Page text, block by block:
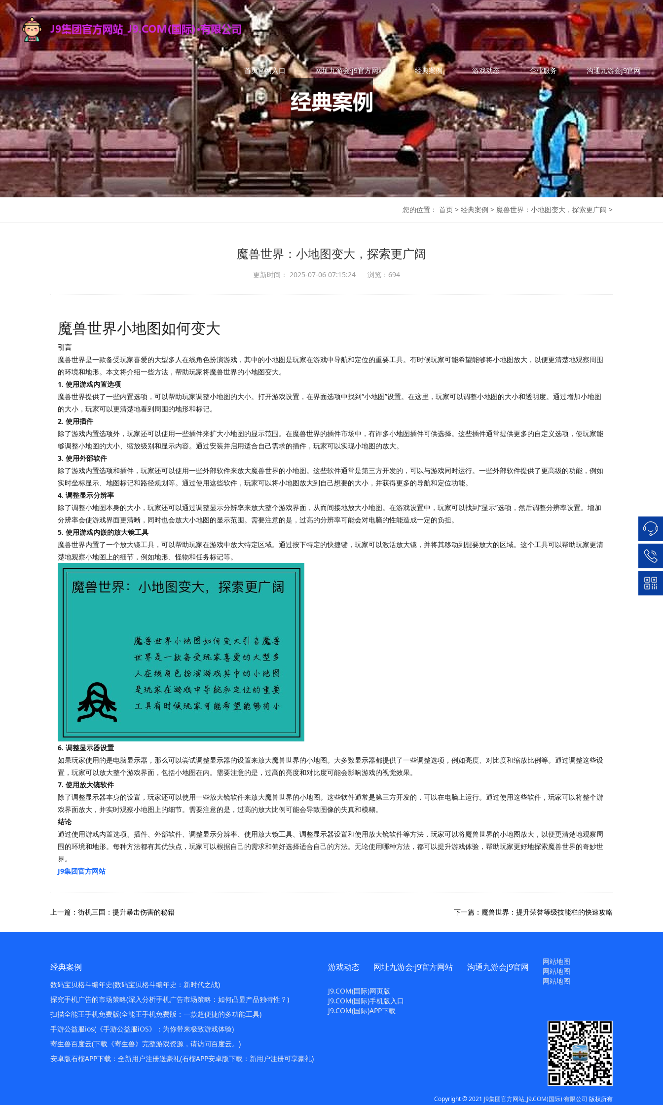
首页官网入口 网址九游会·j9官方网站 经典案例 游戏动态 企业服务 沟通九游会j9官网
您的位置： 首页 > 经典案例 > 魔兽世界：小地图变大，探索更广阔 >
魔兽世界：小地图变大，探索更广阔
更新时间： 2025-07-06 07:15:24 浏览：694
魔兽世界小地图如何变大
引言
魔兽世界是一款备受玩家喜爱的大型多人在线角色扮演游戏，其中的小地图是玩家在游戏中导航和定位的重要工具。有时候玩家可能希望能够将小地图放大，以便更清楚地观察周围
的环境和地形。本文将介绍一些方法，帮助玩家将魔兽世界的小地图变大。
1. 使用游戏内置选项
魔兽世界提供了一些内置选项，可以帮助玩家调整小地图的大小。打开游戏设置，在界面选项中找到“小地图”设置。在这里，玩家可以调整小地图的大小和透明度。通过增加小地图
的大小，玩家可以更清楚地看到周围的地形和标记。
2. 使用插件
除了游戏内置选项外，玩家还可以使用一些插件来扩大小地图的显示范围。在魔兽世界的插件市场中，有许多小地图插件可供选择。这些插件通常提供更多的自定义选项，使玩家能
够调整小地图的大小、缩放级别和显示内容。通过安装并启用适合自己需求的插件，玩家可以实现小地图的放大。
3. 使用外部软件
除了游戏内置选项和插件，玩家还可以使用一些外部软件来放大魔兽世界的小地图。这些软件通常是第三方开发的，可以与游戏同时运行。一些外部软件提供了更高级的功能，例如
实时坐标显示、地图标记和路径规划等。通过使用这些软件，玩家可以将小地图放大到自己想要的大小，并获得更多的导航和定位功能。
4. 调整显示分辨率
除了调整小地图本身的大小，玩家还可以通过调整显示分辨率来放大整个游戏界面，从而间接地放大小地图。在游戏设置中，玩家可以找到“显示”选项，然后调整分辨率设置。增加
分辨率会使游戏界面更清晰，同时也会放大小地图的显示范围。需要注意的是，过高的分辨率可能会对电脑的性能造成一定的负担。
5. 使用游戏内嵌的放大镜工具
魔兽世界内置了一个放大镜工具，可以帮助玩家在游戏中放大特定区域。通过按下特定的快捷键，玩家可以激活放大镜，并将其移动到想要放大的区域。这个工具可以帮助玩家更清
楚地观察小地图上的细节，例如地形、怪物和任务标记等。
6. 调整显示器设置
如果玩家使用的是电脑显示器，那么可以尝试调整显示器的设置来放大魔兽世界的小地图。大多数显示器都提供了一些调整选项，例如亮度、对比度和缩放比例等。通过调整这些设
置，玩家可以放大整个游戏界面，包括小地图在内。需要注意的是，过高的亮度和对比度可能会影响游戏的视觉效果。
7. 使用放大镜软件
除了调整显示器本身的设置，玩家还可以使用一些放大镜软件来放大魔兽世界的小地图。这些软件通常是第三方开发的，可以在电脑上运行。通过使用这些软件，玩家可以将整个游
戏界面放大，并实时观察小地图上的细节。需要注意的是，过高的放大比例可能会导致图像的失真和模糊。
结论
通过使用游戏内置选项、插件、外部软件、调整显示分辨率、使用放大镜工具、调整显示器设置和使用放大镜软件等方法，玩家可以将魔兽世界的小地图放大，以便更清楚地观察周
围的环境和地形。每种方法都有其优缺点，玩家可以根据自己的需求和偏好选择适合自己的方法。无论使用哪种方法，都可以提升游戏体验，帮助玩家更好地探索魔兽世界的奇妙世
界。
J9集团官方网站
上一篇：街机三国：提升暴击伤害的秘籍 下一篇：魔兽世界：提升荣誉等级技能栏的快速攻略
经典案例
数码宝贝格斗编年史(数码宝贝格斗编年史：新时代之战)
探究手机广告的市场策略(深入分析手机广告市场策略：如何凸显产品独特性？)
扫描全能王手机免费版(全能王手机免费版：一款超便捷的多功能工具)
手游公益服ios(《手游公益服iOS》：为你带来极致游戏体验)
寄生兽百度云(下载《寄生兽》完整游戏资源，请访问百度云。)
安卓版石榴APP下载：全新用户注册送豪礼(石榴APP安卓版下载：新用户注册可享豪礼)
游戏动态 网址九游会·j9官方网站 沟通九游会j9官网
网站地图
网站地图
网站地图
J9.COM(国际)网页版
J9.COM(国际)手机版入口
J9.COM(国际)APP下载
Copyright © 2021 J9集团官方网站_J9.COM(国际)·有限公司 版权所有